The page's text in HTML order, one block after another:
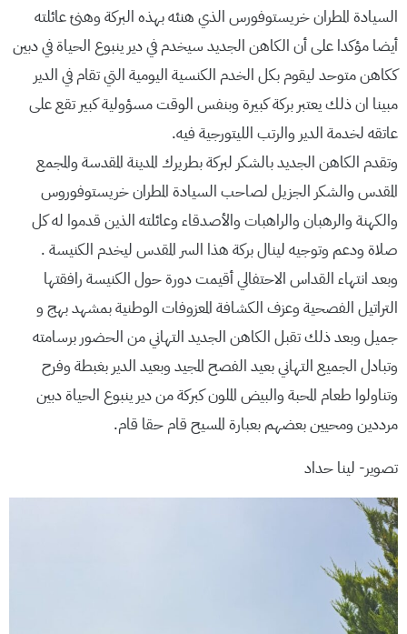
السيادة المطران خريستوفورس الذي هنئه بهذه البركة وهنئ عائلته
أيضا مؤكدا على أن الكاهن الجديد سيخدم في دير ينبوع الحياة في دبين
ككاهن متوحد ليقوم بكل الخدم الكنسية اليومية التي تقام في الدير
مبينا ان ذلك يعتبر بركة كبيرة وبنفس الوقت مسؤولية كبير تقع على
عاتقه لخدمة الدير والرتب الليتورجية فيه.
وتقدم الكاهن الجديد بالشكر لبركة بطريرك المدينة المقدسة والمجمع
المقدس والشكر الجزيل لصاحب السيادة المطران خريستوفوروس
والكهنة والرهبان والراهبات والأصدقاء وعائلته الذين قدموا له كل
صلاة ودعم وتوجيه لينال بركة هذا السر المقدس ليخدم الكنيسة .
وبعد انتهاء القداس الاحتفالي أقيمت دورة حول الكنيسة رافقتها
التراتيل الفصحية وعزف الكشافة المعزوفات الوطنية بمشهد بهج و
جميل وبعد ذلك تقبل الكاهن الجديد التهاني من الحضور برسامته
وتبادل الجميع التهاني بعيد الفصح المجيد وبعيد الدير بغبطة وفرح
وتناولوا طعام المحبة والبيض الملون كبركة من دير ينبوع الحياة دبين
مرددين ومحيين بعضهم بعبارة المسيح قام حقا قام.
تصوير- لينا حداد